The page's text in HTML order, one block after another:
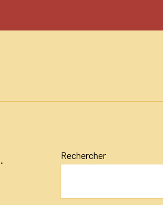
Rechercher